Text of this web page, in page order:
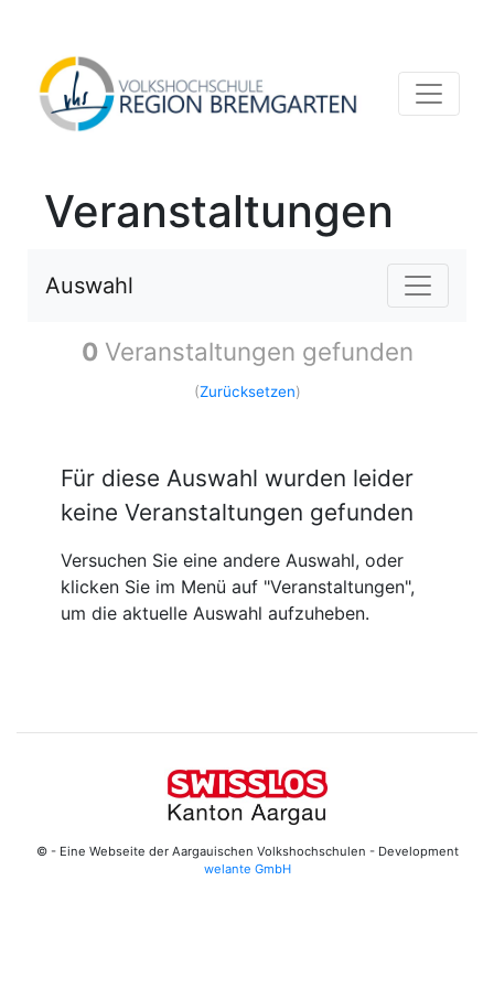
Veranstaltungen
Auswahl
0 Veranstaltungen gefunden
(Zurücksetzen)
Für diese Auswahl wurden leider
keine Veranstaltungen gefunden
Versuchen Sie eine andere Auswahl, oder
klicken Sie im Menü auf "Veranstaltungen",
um die aktuelle Auswahl aufzuheben.
© - Eine Webseite der Aargauischen Volkshochschulen - Development
welante GmbH